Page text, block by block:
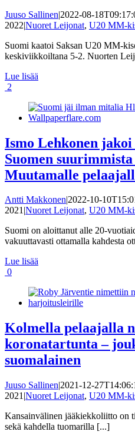
Juuso Sallinen|2022-08-
2022|Nuoret Leijonat, U20 MM-
Suomi kaatoi Saksan U20 MM-
keskiviikkoiltana 5-2. Nuorten
Lue lisää
2
Ismo Lehkonen
Suomen
Muutamalle
Antti Makkonen|2022-10-
2021|Nuoret Leijonat, U20 MM-
Suomi on aloittanut alle 20-
vakuuttavasti ottamalla kahdesta
Lue lisää
0
Kolmella pelaajalla
koronatartunta –
suomalainen
Juuso Sallinen|2021-12-
2021 |Nuoret Leijonat, U20 MM-
Kansainvälinen jääkiekkoliitto on
sekä kahdella tuomarilla [...]